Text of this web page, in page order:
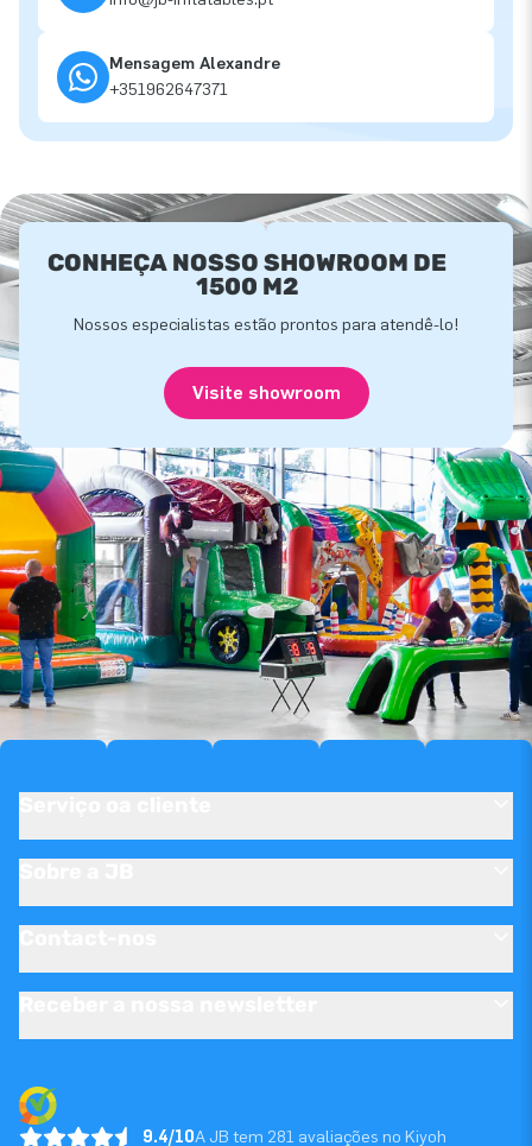
Mensagem Alexandre
+351962647371
CONHEÇA NOSSO SHOWROOM DE
1500 M2
Nossos especialistas estão prontos para atendê-lo!
Visite showroom
9.4/10A JB tem 281 avaliações no Kiyoh